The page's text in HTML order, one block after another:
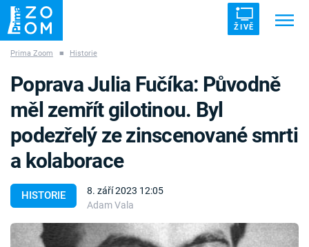
ŽIVĚ
ZÁHADY VETŘELCI DÁVNOVĚKU
Témata
Témata
Prima Zoom ■ Historie
HISTORIE
8. září 2023 12:05
Adam Vala
Poprava Julia Fučíka: Původně
měl zemřít gilotinou. Byl
podezřelý ze zinscenované smrti
a kolaborace